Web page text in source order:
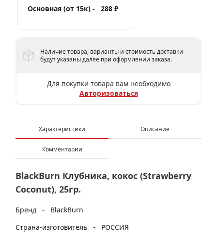
Основная (от 15к) -
288 ₽
Наличие товара, варианты и стоимость доставки
будут указаны далее при оформлении заказа.
Для покупки товара вам необходимо
Авторизоваться
Характеристики Описание
Комментарии
BlackBurn Клубника, кокос (Strawberry
Coconut), 25гр.
Бренд -
BlackBurn
Страна-изготовитель
-
РОССИЯ